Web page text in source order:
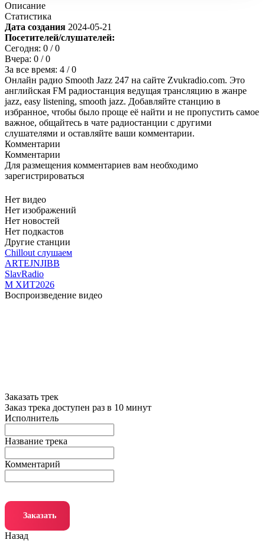
Описание
Статистика
Дата создания 2024-05-21
Посетителей/слушателей:
Сегодня: 0 / 0
Вчера: 0 / 0
За все время: 4 / 0
Онлайн радио Smooth Jazz 247 на сайте Zvukradio.com. Это
английская FM радиостанция ведущая трансляцию в жанре
jazz, easy listening, smooth jazz. Добавляйте станцию в
избранное, чтобы было проще её найти и не пропустить самое
важное, общайтесь в чате радиостанции с другими
слушателями и оставляйте ваши комментарии.
Комментарии
Комментарии
Для размещения комментариев вам необходимо
зарегистрироваться
Нет видео
Нет изображений
Нет новостей
Нет подкастов
Другие станции
Chillout слушаем
ARTEJNJIBB
SlavRadio
М ХИТ2026
Воспроизведение видео
Заказать трек
Заказ трека доступен раз в 10 минут
Исполнитель
Название трека
Комментарий
Заказать
Назад